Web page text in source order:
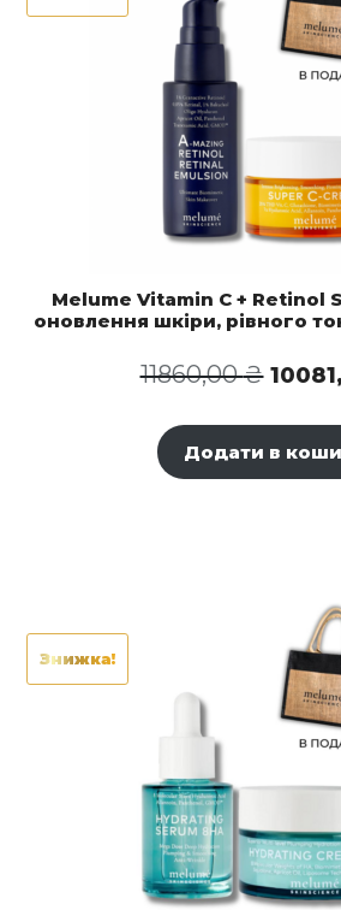
Melume Vitamin C + Retinol
оновлення шкіри, рівного
11860,00₴
Додати в
Знижка!